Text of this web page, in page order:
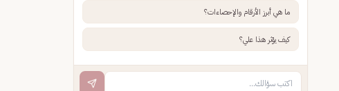
ما هي أبرز الأرقام والإحصاءات؟
كيف يؤثر هذا علي؟